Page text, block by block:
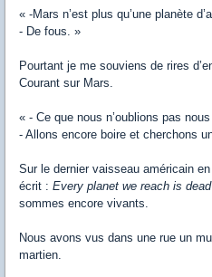
« -Mars n’est plus qu’une planète
- De fous. »
Pourtant je me souviens de rires
Courant sur Mars.
« - Ce que nous n’oublions pas
- Allons encore boire et cherchons
Sur le dernier vaisseau américain
écrit : Every planet we reach is dead
sommes encore vivants.
Nous avons vus dans une rue un
martien.